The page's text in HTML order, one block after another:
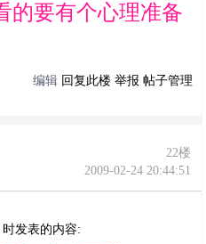
的要有个心理准备
编辑 回复此楼 举报 帖子管理
22楼
2009-02-24 20:44:51
时发表的内容: